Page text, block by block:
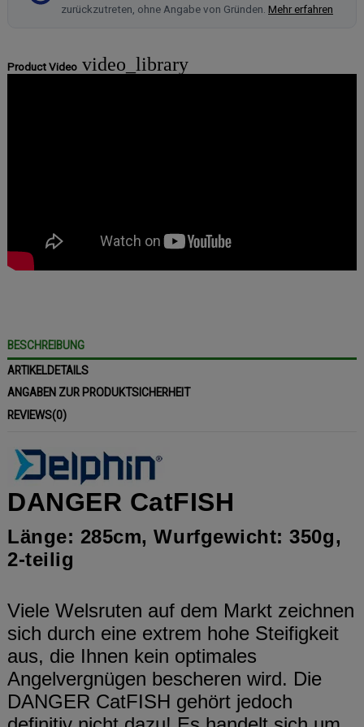
zurückzutreten, ohne Angabe von Gründen. Mehr erfahren
Product Video video_library
BESCHREIBUNG
ARTIKELDETAILS
ANGABEN ZUR PRODUKTSICHERHEIT
REVIEWS(0)
DANGER CatFISH
Länge: 285cm, Wurfgewicht: 350g,
2-teilig
Viele Welsruten auf dem Markt zeichnen
sich durch eine extrem hohe Steifigkeit
aus, die Ihnen kein optimales
Angelvergnügen bescheren wird. Die
DANGER CatFISH gehört jedoch